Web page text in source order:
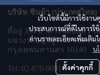
เว็บไซต์นี้มีการใช้งา
ประสบการณ์ที่ดีในการใ
อ่านรายละเอียดเพิ่มเติม
น
ตั้งค่าคุกกี้
บริษัท ซินด้า (ประเทศไทย
ที่อยู่ 394 อาคารจีดับบลิว
แขวงราษฎร์บูรณะ เขตรา
กรุงเทพมหานคร 10140
Tel: 02-870-9091